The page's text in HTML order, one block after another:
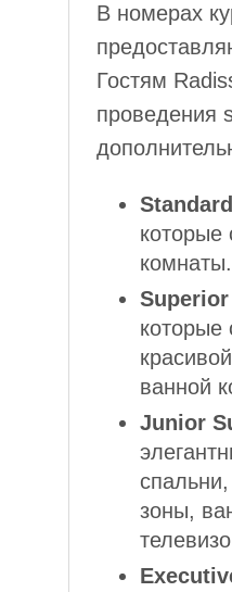
В номерах
Гостям
проведения
которые
которые
ванной
Junior
зоны,